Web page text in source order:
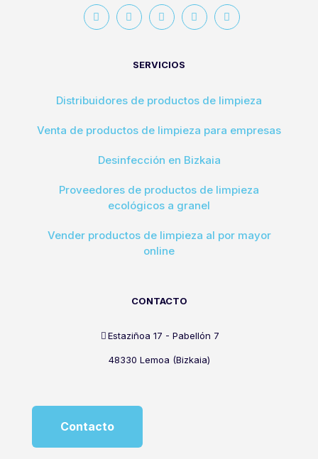
SERVICIOS
Distribuidores de productos de limpieza
Venta de productos de limpieza para empresas
Desinfección en Bizkaia
Proveedores de productos de limpieza
ecológicos a granel
Vender productos de limpieza al por mayor
online
CONTACTO
Estaziñoa 17 - Pabellón 7
48330 Lemoa (Bizkaia)
Contacto